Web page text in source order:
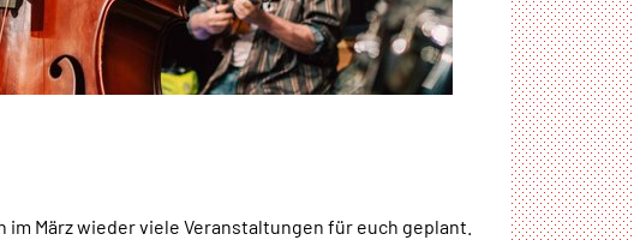
März wieder viele Veranstaltungen für euch geplant.